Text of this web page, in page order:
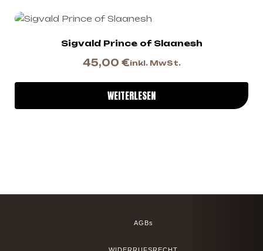
Sigvald Prince of Slaanesh
45,00 €inkl. MwSt.
WEITERLESEN
AGBs